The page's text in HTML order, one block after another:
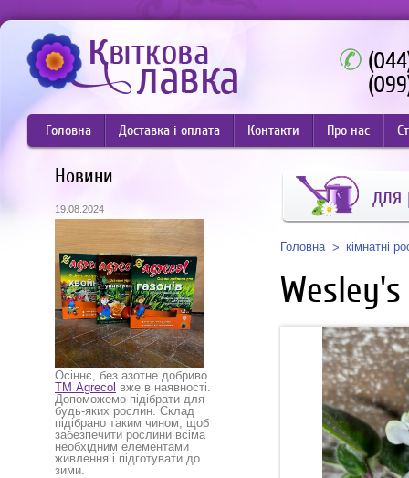
Головна Доставка і оплата Контакти Про нас
Новини
19.08.2024
Осіннє, без азотне добриво
ТМ Agrecol вже в наявності.
Допоможемо підібрати для
будь-яких рослин. Склад
підібрано таким чином, щоб
забезпечити рослини всіма
необхідним елементами
живлення і підготувати до
зими.
для
Головна кімнатні